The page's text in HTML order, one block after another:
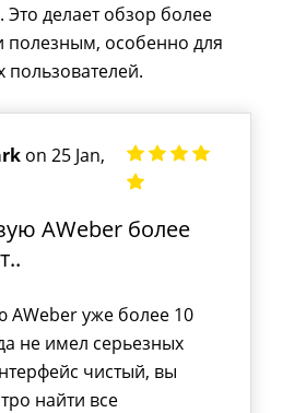
Это делает обзор более
полезным, особенно для
пользователей.
on 25 Jan,
AWeber более
AWeber уже более 10
не имел серьезных
чистый, вы
найти все